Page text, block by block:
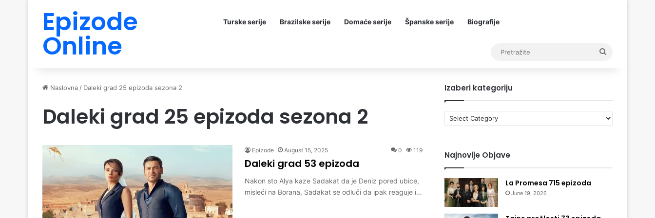
Epizode
Online
Turske serije Brazilske serije Domaće serije Španske serije Biografije
Naslovna / Daleki grad 25 epizoda sezona 2
Daleki grad 25 epizoda sezona 2
Epizode August 15, 2025 0 119
Daleki grad 53 epizoda
Nakon sto Alya kaze Sadakat da je Deniz pored ubice,
misleći na Borana, Sadakat se odluči da ipak reaguje i…
Izaberi kategoriju
Izaberi
kategoriju
Najnovije Objave
La Promesa 715 epizoda
June 19, 2026